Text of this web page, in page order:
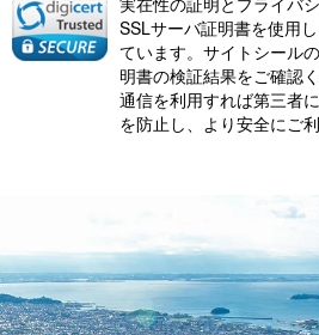
SSLサーバ証明書を使用
ています。サイトシール
明書の検証結果をご確認
通信を利用すれば第三者
を防止し、より安全にご